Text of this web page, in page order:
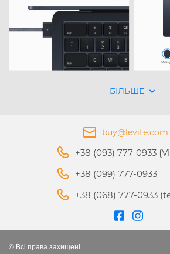
БІЛЬШЕ
+38 (093) 777-0933
+38 (099) 777-0933
+38 (068) 777-0933
© Всі права захищені